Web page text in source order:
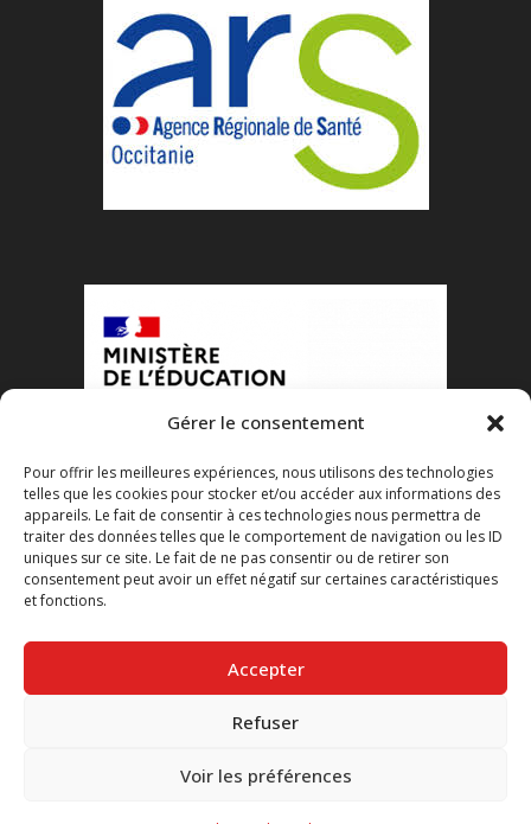
Gérer le consentement
Pour offrir les meilleures expériences, nous utilisons des technologies
telles que les cookies pour stocker et/ou accéder aux informations des
appareils. Le fait de consentir à ces technologies nous permettra de
traiter des données telles que le comportement de navigation ou les ID
uniques sur ce site. Le fait de ne pas consentir ou de retirer son
consentement peut avoir un effet négatif sur certaines caractéristiques
et fonctions.
Accepter
Refuser
Voir les préférences